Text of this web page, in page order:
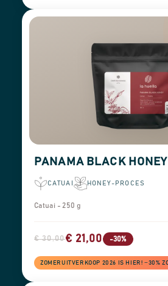
PANAMA BLACK HONEY
CATUAI HONEY-PROCES
Catuai - 250 g
€ 30,00€ 21,00 -30%